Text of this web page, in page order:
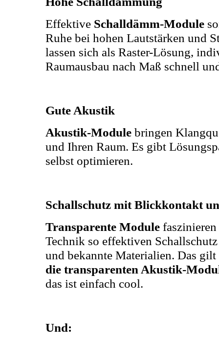
Effektive Schalldämm-Module
Ruhe bei hohen Lautstärken und
lassen sich als Raster-Lösung,
Raumausbau nach Maß schnell
Gute Akustik
Akustik-Module bringen
und Ihren Raum. Es gibt
selbst optimieren.
Schallschutz mit Blickkontakt
Transparente Module
Technik so effektiven
und bekannte Materialien. Das
die transparenten Akustik-
das ist einfach cool.
Und: